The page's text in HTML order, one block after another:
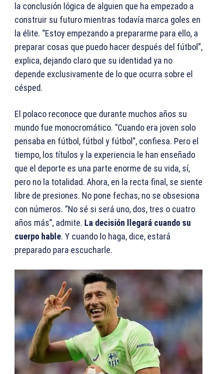
la conclusión lógica de alguien que ha empezado a
construir su futuro mientras todavía marca goles en
la élite. “Estoy empezando a prepararme para ello, a
preparar cosas que puedo hacer después del fútbol”,
explica, dejando claro que su identidad ya no
depende exclusivamente de lo que ocurra sobre el
césped.
El polaco reconoce que durante muchos años su
mundo fue monocromático. “Cuando era joven solo
pensaba en fútbol, fútbol y fútbol”, confiesa. Pero el
tiempo, los títulos y la experiencia le han enseñado
que el deporte es una parte enorme de su vida, sí,
pero no la totalidad. Ahora, en la recta final, se siente
libre de presiones. No pone fechas, no se obsesiona
con números. “No sé si será uno, dos, tres o cuatro
años más”, admite. La decisión llegará cuando su
cuerpo hable. Y cuando lo haga, dice, estará
preparado para escucharle.